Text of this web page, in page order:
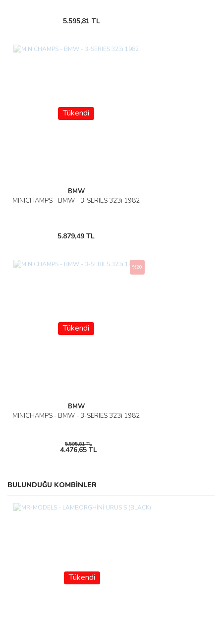
5.595,81 TL
Tükendi
BMW
MINICHAMPS - BMW - 3-SERIES 323i 1982
5.879,49 TL
Tükendi
BMW
MINICHAMPS - BMW - 3-SERIES 323i 1982
%20
5.595,81 TL
4.476,65 TL
BULUNDUĞU KOMBİNLER
Tükendi